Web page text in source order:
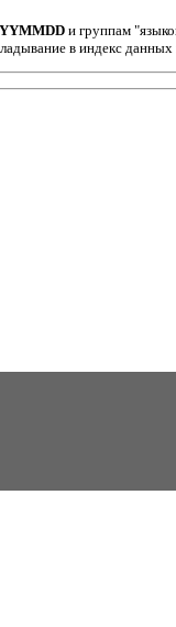
и группам
в индекс данных